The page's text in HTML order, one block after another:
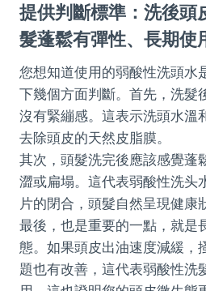
提供判斷標準：洗後頭
髮蓬鬆有彈性、長期使
您想知道使用的弱酸性洗頭水
下幾個方面判斷。首先，洗髮
沒有緊繃感。這表示洗頭水溫
去除頭皮的天然皮脂膜。
其次，頭髮洗完後應該感覺蓬
澀或扁塌。這代表弱酸性洗头
片的閉合，頭髮自然呈現健康
最後，也是重要的一點，就是
態。如果頭皮出油速度減緩，
題也有改善，這代表弱酸性洗